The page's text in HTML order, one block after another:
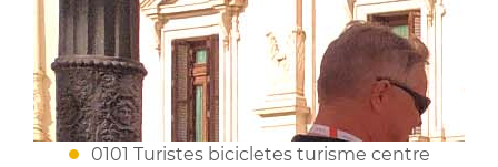
0101 Turistes bicicletes turisme centre